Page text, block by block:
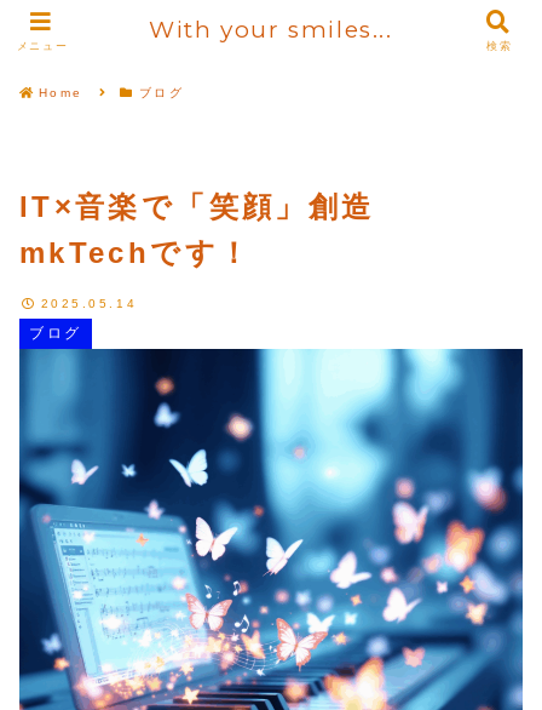
Home ブログ
IT×音楽で「笑顔」創造
mkTechです！
ブログ
2025.05.14
メニュー
With your smiles...
検索